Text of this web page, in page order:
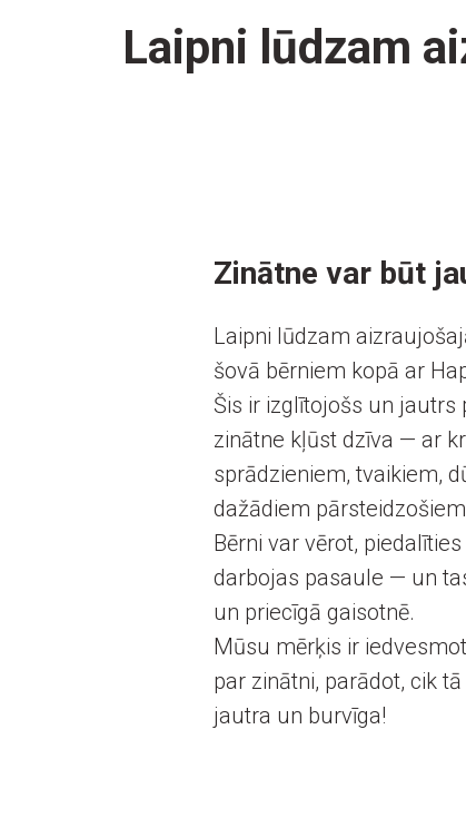
Laipni lūdzam
Zinātne var būt
Laipni lūdzam
šovā bērniem kopā ar
Šis ir izglītojošs un jautrs
zinātne kļūst dzīva — ar
sprādzieniem, tvaikiem,
dažādiem
Bērni var vērot,
darbojas pasaule — un
un priecīgā gaisotnē.
Mūsu mērķis ir
par zinātni, parādot, cik
jautra un burvīga!